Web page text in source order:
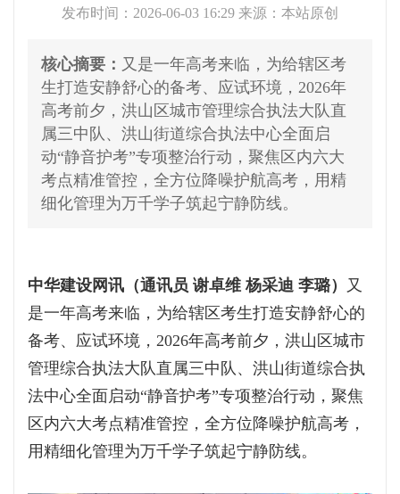
发布时间：2026-06-03 16:29 来源：本站原创
核心摘要： 又是一年高考来临，为给辖区考
生打造安静舒心的备考、应试环境，2026年
高考前夕，洪山区城市管理综合执法大队直
属三中队、洪山街道综合执法中心全面启
动“静音护考”专项整治行动，聚焦区内六大
考点精准管控，全方位降噪护航高考，用精
细化管理为万千学子筑起宁静防线。
中华建设网讯（通讯员 谢卓维 杨采迪 李璐）
又
是一年高考来临，为给辖区考生打造安静舒心的
备考、应试环境，2026年高考前夕，洪山区城市
管理综合执法大队直属三中队、洪山街道综合执
法中心全面启动“静音护考”专项整治行动，聚焦
区内六大考点精准管控，全方位降噪护航高考，
用精细化管理为万千学子筑起宁静防线。